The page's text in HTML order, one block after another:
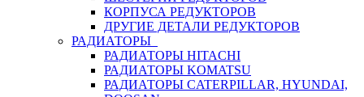
КОРПУСА РЕДУКТОРОВ
ДРУГИЕ ДЕТАЛИ РЕДУКТОРОВ
РАДИАТОРЫ
РАДИАТОРЫ HITACHI
РАДИАТОРЫ KOMATSU
РАДИАТОРЫ CATERPILLAR, HYUNDAI,